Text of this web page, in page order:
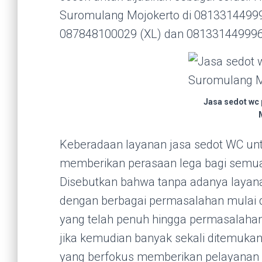
Suromulang Mojokerto di
087848100029 (XL) dan
Jasa sedot wc
Keberadaan layanan jasa sedot WC
memberikan perasaan lega bagi
Disebutkan bahwa tanpa adanya
dengan berbagai permasalahan mulai
yang telah penuh hingga
jika kemudian banyak sekali
yang berfokus memberikan